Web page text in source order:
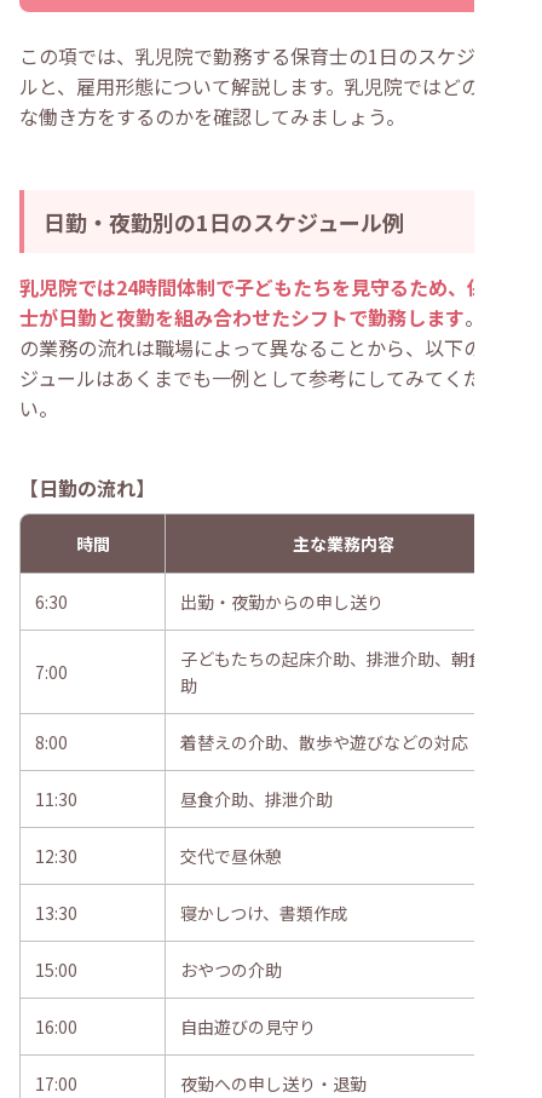
この項では、乳児院で勤務する保育士の1日のスケジュー
ルと、雇用形態について解説します。乳児院ではどのよう
な働き方をするのかを確認してみましょう。
日勤・夜勤別の1日のスケジュール例
乳児院では24時間体制で子どもたちを見守るため、保育
士が日勤と夜勤を組み合わせたシフトで勤務します。実際
の業務の流れは職場によって異なることから、以下のスケ
ジュールはあくまでも一例として参考にしてみてくださ
い。
【日勤の流れ】
時間 主な業務内容
6:30 出勤・夜勤からの申し送り
7:00
子どもたちの起床介助、排泄介助、朝食介
助
8:00 着替えの介助、散歩や遊びなどの対応
11:30 昼食介助、排泄介助
12:30 交代で昼休憩
13:30 寝かしつけ、書類作成
15:00 おやつの介助
16:00 自由遊びの見守り
17:00 夜勤への申し送り・退勤